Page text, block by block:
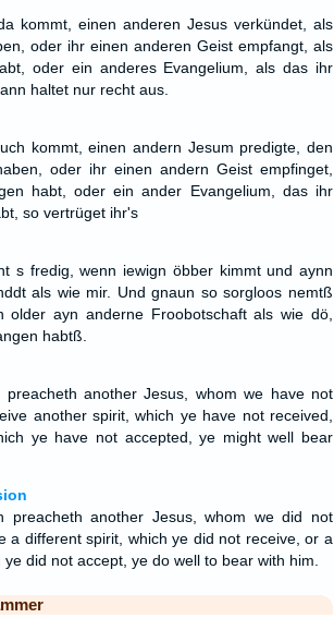
kommt, einen anderen Jesus verkündet, als
oder ihr einen anderen Geist empfangt, als
oder ein anderes Evangelium, als das ihr
haltet nur recht aus.
kommt, einen andern Jesum predigte, den
oder ihr einen andern Geist empfinget,
habt, oder ein ander Evangelium, das ihr
so vertrüget ihr's
s fredig, wenn iewign öbber kimmt und aynn
als wie mir. Und gnaun so sorgloos nemtß
older ayn anderne Froobotschaft als wie dö,
habtß.
another Jesus, whom we have not
another spirit, which ye have not received,
ye have not accepted, ye might well bear
preacheth another Jesus, whom we did not
a different spirit, which ye did not receive, or a
did not accept, ye do well to bear with him.